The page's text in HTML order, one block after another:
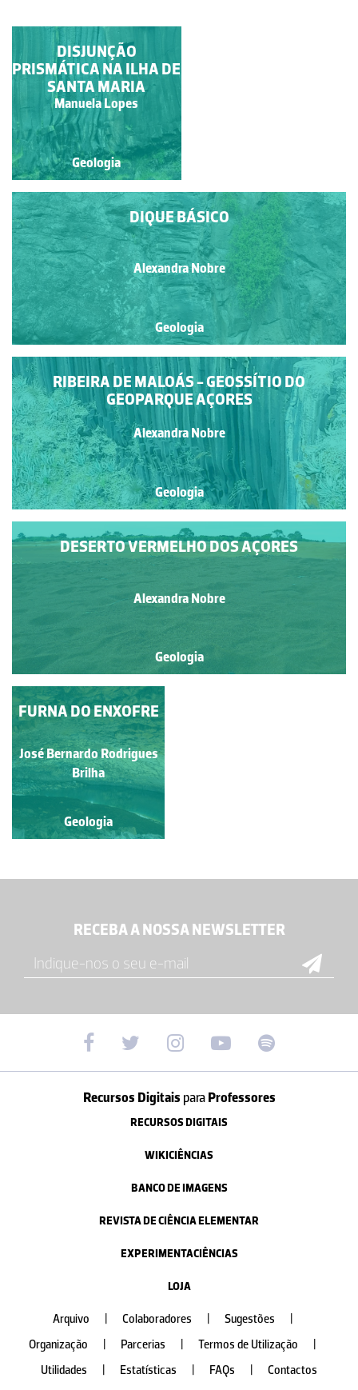
OURIÇO (IRREGULAR)
FOSSILIZADO
Dilma Cristina Parada Alves
Geologia
DIQUE BÁSICO
Alexandra Nobre
Geologia
RIBEIRA DE MALOÁS - GEOSSÍTIO DO
GEOPARQUE AÇORES
Alexandra Nobre
Geologia
DESERTO VERMELHO DOS AÇORES
Alexandra Nobre
Geologia
DISJUNÇÃO
PRISMÁTICA NA ILHA DE
SANTA MARIA
Manuela Lopes
Geologia
FURNA DO ENXOFRE
José Bernardo Rodrigues
Brilha
Geologia
RECEBA A NOSSA NEWSLETTER
Recursos Digitais paraProfessores
RECURSOS DIGITAIS
WIKICIÊNCIAS
BANCO DE IMAGENS
REVISTA DE CIÊNCIA ELEMENTAR
EXPERIMENTACIÊNCIAS
LOJA
Arquivo Colaboradores Sugestões
Organização
Parcerias Termos de Utilização
Utilidades
Estatísticas FAQs Contactos